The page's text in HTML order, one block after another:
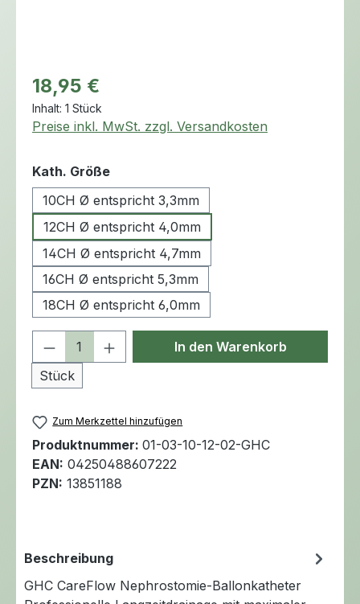
Regulärer Preis:
18,95 €
Inhalt: 1 Stück
Preise inkl. MwSt. zzgl. Versandkosten
Kath. Größeauswählen
10CH Ø entspricht 3,3mm
12CH Ø entspricht 4,0mm
14CH Ø entspricht 4,7mm
16CH Ø entspricht 5,3mm
18CH Ø entspricht 6,0mm
Produkt Anzahl: Gib den
Stück
In den Warenkorb
Zum Merkzettel hinzufügen
Produktnummer: 01-03-10-12-02-GHC
EAN: 04250488607222
PZN: 13851188
Beschreibung
GHC CareFlow Nephrostomie-Ballonkatheter